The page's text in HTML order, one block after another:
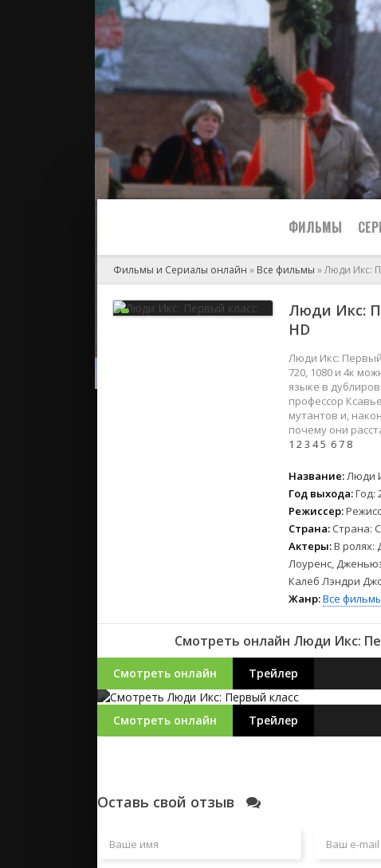
ФИЛЬМЫ
2024
2023
2022
2021
Русские
Зарубежные
Фильмы и Сериалы онлайн » Все фильмы » Люди Икс:
Люди Икс:
HD
Люди Икс: Первый
720, 1080 и 4к
языке в
профессор
мутантов и,
почему они
1 23 45 67 8
Название:Люди
Год выхода:Год:
Режиссер:
Страна: Страна:
Актеры:В ролях:
Лоуренс,
Калеб Лэндри
Жанр:Все
Смотреть онлайн Люди Икс:
Смотреть онлайн Трейлер
Смотреть онлайн Трейлер
Оставь свой отзыв